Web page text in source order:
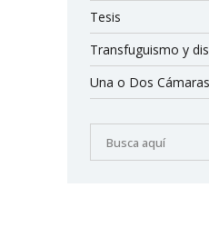
Tesis
Transfuguismo y
Una o Dos Cámaras